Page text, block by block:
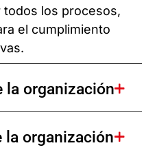
los procesos,
el cumplimiento
la organización
la organización